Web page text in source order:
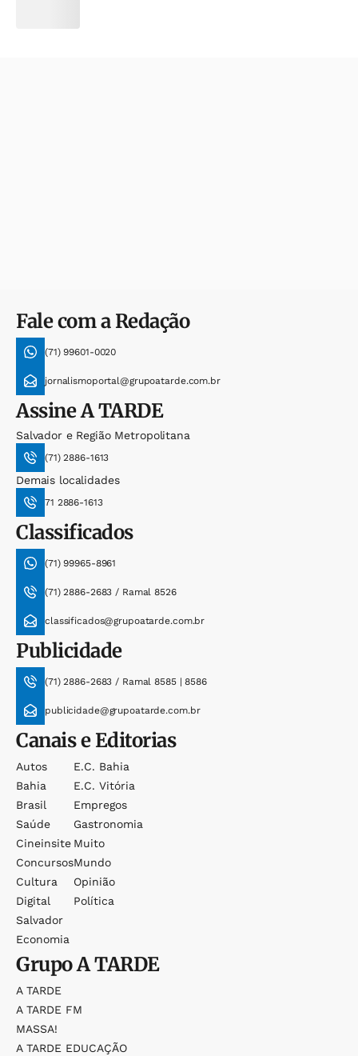
Fale com a Redação
(71) 99601-0020
jornalismoportal@grupoatarde.com.br
AssineA TARDE
Salvador e Região Metropolitana
(71) 2886-1613
Demais localidades
71 2886-1613
Classificados
(71) 99965-8961
(71) 2886-2683 / Ramal 8526
classificados@grupoatarde.com.br
Publicidade
(71) 2886-2683 / Ramal 8585 | 8586
publicidade@grupoatarde.com.br
Canais e Editorias
Autos
Bahia
Brasil
Saúde
Cineinsite
Concursos
Cultura
Digital
Salvador
Economia
E.c. Bahia
E.c. Vitória
Empregos
Gastronomia
Muito
Mundo
Opinião
Política
GrupoA TARDE
A TARDE
A TARDE FM
MASSA!
A TARDE EDUCAÇÃO